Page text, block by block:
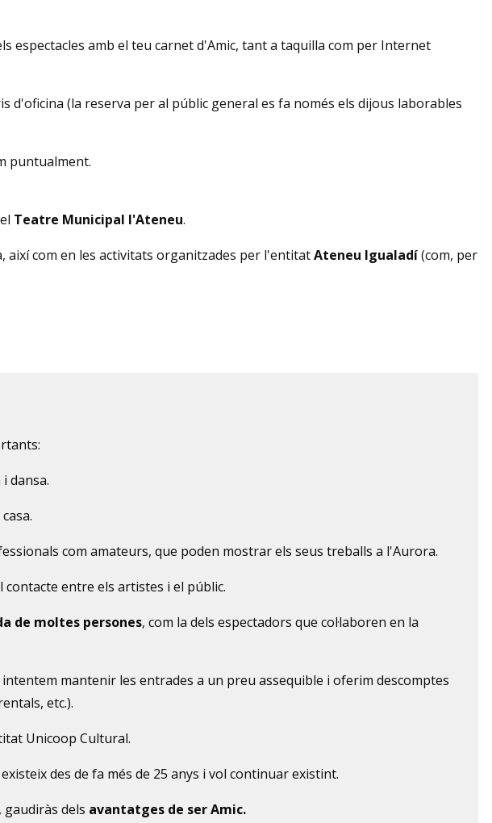
espectacles amb el teu carnet d'Amic, tant a taquilla com per Internet
d'oficina (la reserva per al públic general es fa només els dijous laborables
puntualment.
Teatre Municipal l'Ateneu.
així com en les activitats organitzades per l'entitatAteneu Igualadí(com, per
dansa.
com amateurs, que poden mostrar els seus treballs a l'Aurora.
contacte entre els artistes i el públic.
de moltes persones, com la dels espectadors que col·laboren en la
intentem mantenir les entrades a un preu assequible i oferim descomptes
etc.).
Unicoop Cultural.
des de fa més de 25 anys i vol continuar existint.
dels avantatges de ser Amic.